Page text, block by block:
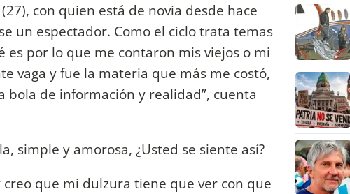
con quien está de novia desde hace
un espectador. Como el ciclo trata temas
es por lo que me contaron mis viejos o mi
vaga y fue la materia que más me costó,
bola de información y realidad”, cuenta
simple y amorosa, ¿Usted se siente así?
que mi dulzura tiene que ver con que